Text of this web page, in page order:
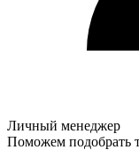
Личный менеджер
Поможем подобрать